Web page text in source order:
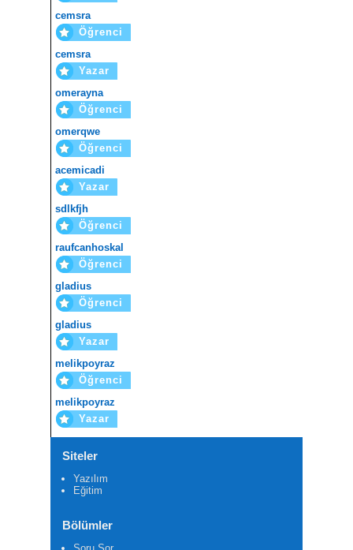
cemsra
Öğrenci
cemsra
Yazar
omerayna
Öğrenci
omerqwe
Öğrenci
acemicadi
Yazar
sdlkfjh
Öğrenci
raufcanhoskal
Öğrenci
gladius
Öğrenci
gladius
Yazar
melikpoyraz
Öğrenci
melikpoyraz
Yazar
Siteler
Yazılım
Eğitim
Bölümler